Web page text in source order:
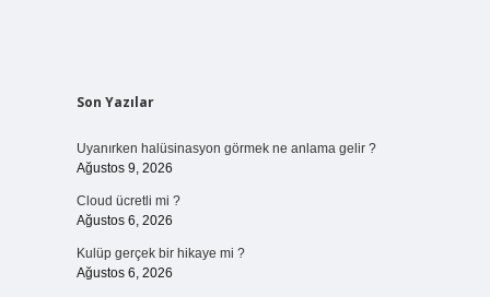
Sidebar
Son Yazılar
Uyanırken halüsinasyon görmek ne anlama gelir ?
Ağustos 9, 2026
Cloud ücretli mi ?
Ağustos 6, 2026
Kulüp gerçek bir hikaye mi ?
Ağustos 6, 2026